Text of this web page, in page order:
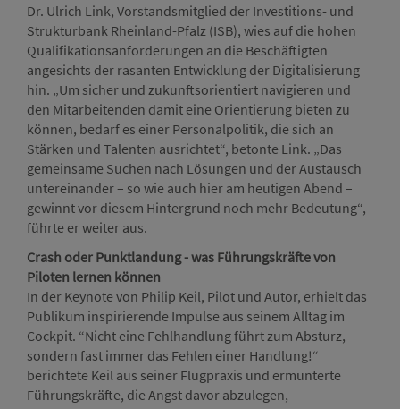
Dr. Ulrich Link, Vorstandsmitglied der Investitions- und
Strukturbank Rheinland-Pfalz (ISB), wies auf die hohen
Qualifikationsanforderungen an die Beschäftigten
angesichts der rasanten Entwicklung der Digitalisierung
hin. „Um sicher und zukunftsorientiert navigieren und
den Mitarbeitenden damit eine Orientierung bieten zu
können, bedarf es einer Personalpolitik, die sich an
Stärken und Talenten ausrichtet“, betonte Link. „Das
gemeinsame Suchen nach Lösungen und der Austausch
untereinander – so wie auch hier am heutigen Abend –
gewinnt vor diesem Hintergrund noch mehr Bedeutung“,
führte er weiter aus.
Crash oder Punktlandung - was Führungskräfte von
Piloten lernen können
In der Keynote von Philip Keil, Pilot und Autor, erhielt das
Publikum inspirierende Impulse aus seinem Alltag im
Cockpit. “Nicht eine Fehlhandlung führt zum Absturz,
sondern fast immer das Fehlen einer Handlung!“
berichtete Keil aus seiner Flugpraxis und ermunterte
Führungskräfte, die Angst davor abzulegen,